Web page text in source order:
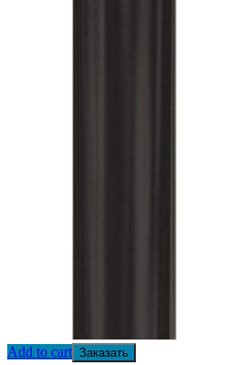
Add to cart Заказать